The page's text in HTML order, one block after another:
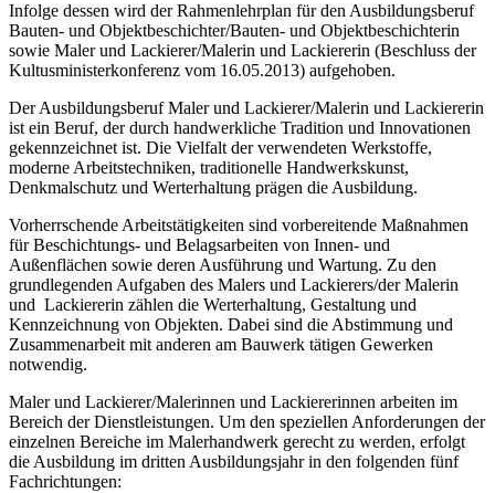
Infolge dessen wird der Rahmenlehrplan für den Ausbildungsberuf
Bauten- und Objektbeschichter/Bauten- und Objektbeschichterin
sowie Maler und Lackierer/Malerin und Lackiererin (Beschluss der
Kultusministerkonferenz vom 16.05.2013) aufgehoben.
Der Ausbildungsberuf Maler und Lackierer/Malerin und Lackiererin
ist ein Beruf, der durch handwerkliche Tradition und Innovationen
gekennzeichnet ist. Die Vielfalt der verwendeten Werkstoffe,
moderne Arbeitstechniken, traditionelle Handwerkskunst,
Denkmalschutz und Werterhaltung prägen die Ausbildung.
Vorherrschende Arbeitstätigkeiten sind vorbereitende Maßnahmen
für Beschichtungs- und Belagsarbeiten von Innen- und
Außenflächen sowie deren Ausführung und Wartung. Zu den
grundlegenden Aufgaben des Malers und Lackierers/der Malerin
und Lackiererin zählen die Werterhaltung, Gestaltung und
Kennzeichnung von Objekten. Dabei sind die Abstimmung und
Zusammenarbeit mit anderen am Bauwerk tätigen Gewerken
notwendig.
Maler und Lackierer/Malerinnen und Lackiererinnen arbeiten im
Bereich der Dienstleistungen. Um den speziellen Anforderungen der
einzelnen Bereiche im Malerhandwerk gerecht zu werden, erfolgt
die Ausbildung im dritten Ausbildungsjahr in den folgenden fünf
Fachrichtungen: